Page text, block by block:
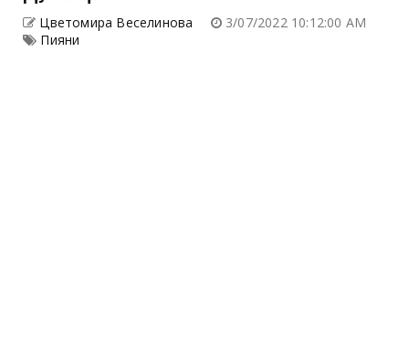
Цветомира Веселинова
3/07/2022 10:12:00 AM
Пияни